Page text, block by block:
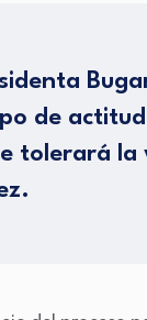
de
tolerará la